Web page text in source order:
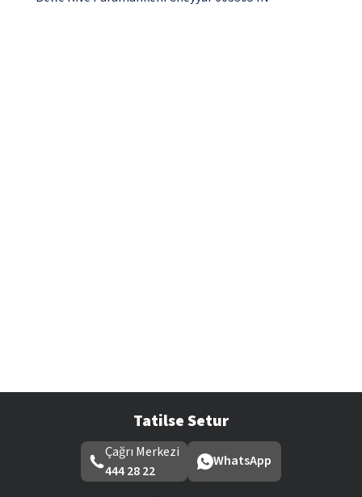
Tatilse Setur
Çağrı Merkezi
444 28 22
WhatsApp